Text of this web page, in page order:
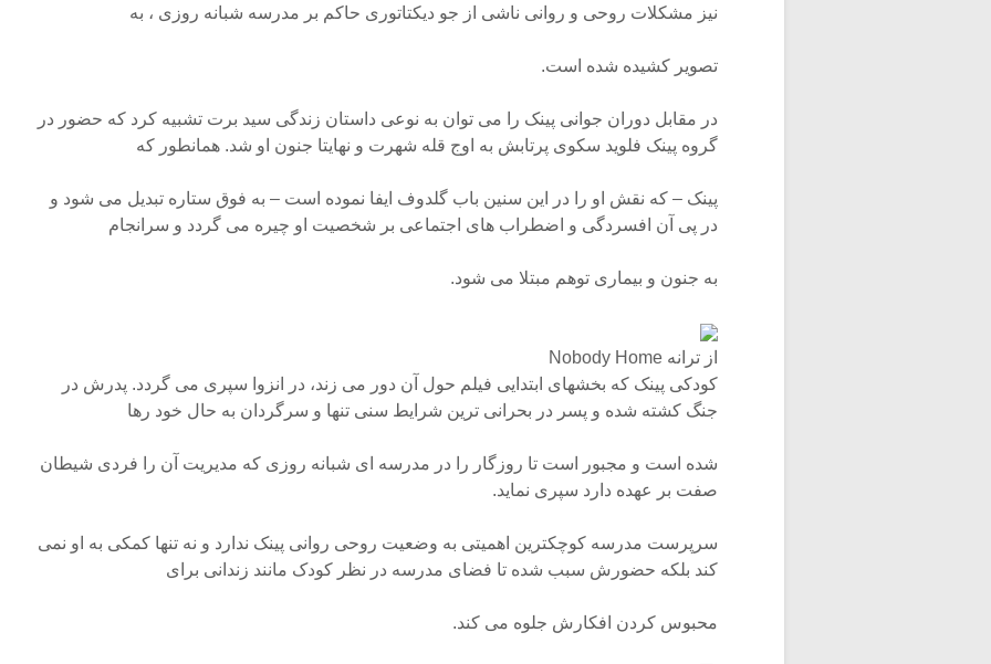
نیز مشکلات روحی و روانی ناشی از جو دیکتاتوری حاکم بر مدرسه شبانه روزی ، به
تصویر کشیده شده است.
در مقابل دوران جوانی پینک را می توان به نوعی داستان زندگی سید برت تشبیه کرد که حضور در
گروه پینک فلوید سکوی پرتابش به اوج قله شهرت و نهایتا جنون او شد. همانطور که
پینک – که نقش او را در این سنین باب گلدوف ایفا نموده است – به فوق ستاره تبدیل می شود و
در پی آن افسردگی و اضطراب های اجتماعی بر شخصیت او چیره می گردد و سرانجام
به جنون و بیماری توهم مبتلا می شود.
از ترانه Nobody Home
کودکی پینک که بخشهای ابتدایی فیلم حول آن دور می زند، در انزوا سپری می گردد. پدرش در
جنگ کشته شده و پسر در بحرانی ترین شرایط سنی تنها و سرگردان به حال خود رها
شده است و مجبور است تا روزگار را در مدرسه ای شبانه روزی که مدیریت آن را فردی شیطان
صفت بر عهده دارد سپری نماید.
سرپرست مدرسه کوچکترین اهمیتی به وضعیت روحی روانی پینک ندارد و نه تنها کمکی به او نمی
کند بلکه حضورش سبب شده تا فضای مدرسه در نظر کودک مانند زندانی برای
محبوس کردن افکارش جلوه می کند.